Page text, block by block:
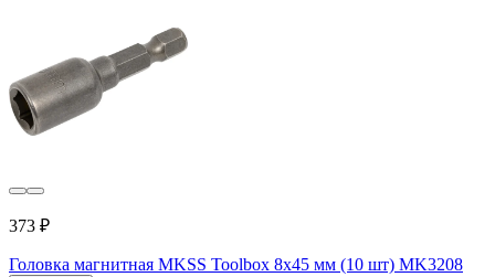
373 ₽
Головка магнитная MKSS Toolbox 8x45 мм (10 шт) MK3208